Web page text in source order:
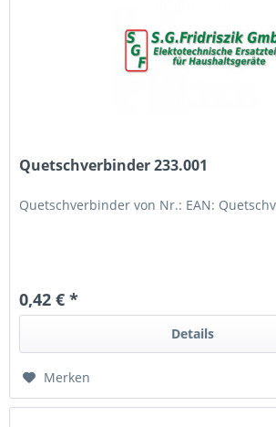
Quetschverbinder 233.001
Quetschverbinder von Nr.: EAN:
0,42 € *
Details
Merken